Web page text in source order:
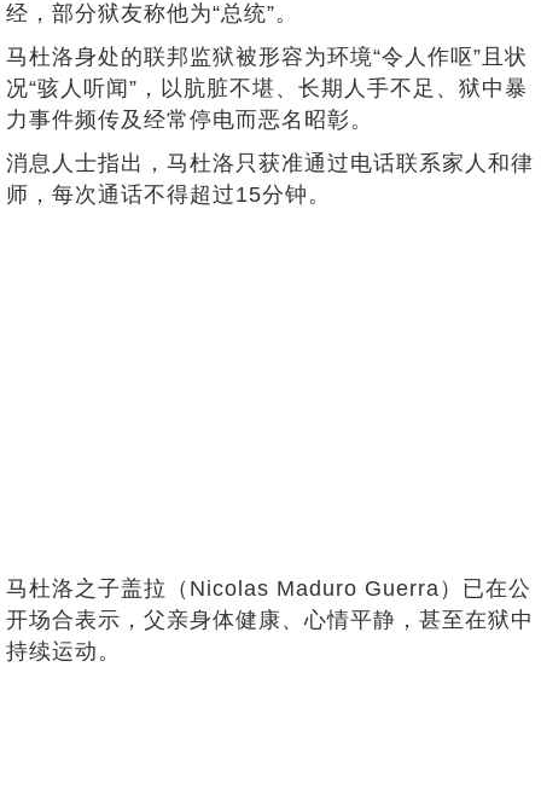
经，部分狱友称他为“总统”。
马杜洛身处的联邦监狱被形容为环境“令人作呕”且状
况“骇人听闻”，以肮脏不堪、长期人手不足、狱中暴
力事件频传及经常停电而恶名昭彰。
消息人士指出，马杜洛只获准通过电话联系家人和律
师，每次通话不得超过15分钟。
马杜洛之子盖拉（Nicolas Maduro Guerra）已在公
开场合表示，父亲身体健康、心情平静，甚至在狱中
持续运动。